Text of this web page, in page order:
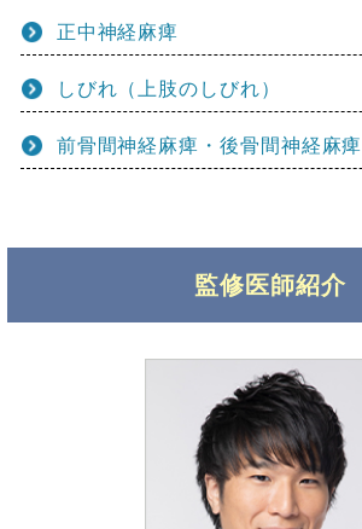
正中神経麻痺
しびれ（上肢のしびれ）
前骨間神経麻痺・後骨間神経麻痺
監修医師紹介